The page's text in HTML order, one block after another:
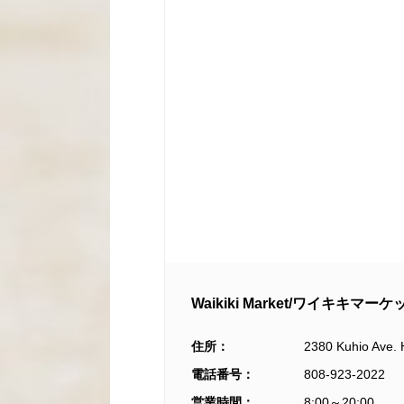
Waikiki Market/ワイキキマーケ
住所：
2380 Kuhio Ave.
電話番号：
808-923-2022